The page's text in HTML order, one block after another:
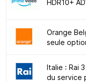
HDR10+
Orange
seule
Italie : Rai
du service